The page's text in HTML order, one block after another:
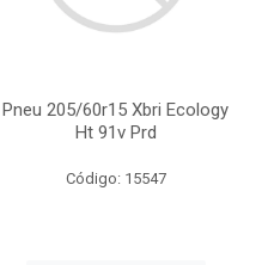
Pneu 205/60r15 Xbri Ecology
Ht 91v Prd
Código: 15547